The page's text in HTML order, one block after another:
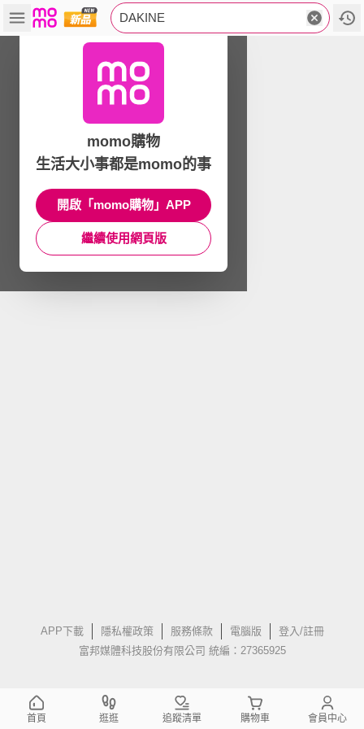
DAKINE
APP下載 隱私權政策 服務條款 電腦版
登入/註冊
富邦媒體科技股份有限公司 統編：27365925
momo購物
生活大小事都是momo的事
開啟「momo購物」APP
繼續使用網頁版
首頁 逛逛 追蹤清單 購物車 會員中心